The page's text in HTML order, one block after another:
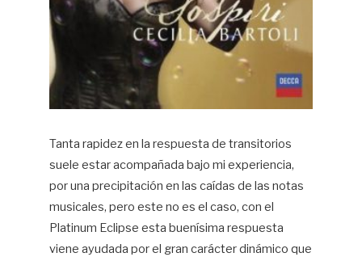
Tanta rapidez en la respuesta de transitorios
suele estar acompañada bajo mi experiencia,
por una precipitación en las caídas de las notas
musicales, pero este no es el caso, con el
Platinum Eclipse esta buenísima respuesta
viene ayudada por el gran carácter dinámico que